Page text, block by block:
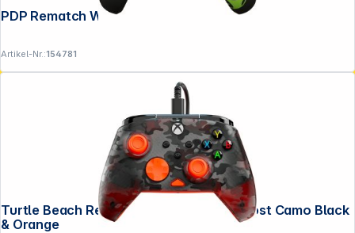
PDP Rematch Wired Controller NS 1UP
Artikel-Nr.:154781
Turtle Beach Rematch Core Wire XB Ghost Camo Black
& Orange